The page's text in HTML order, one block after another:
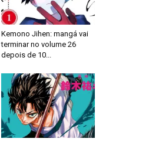
Kemono Jihen: mangá vai
terminar no volume 26
depois de 10...